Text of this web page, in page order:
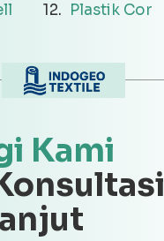
Plastik Cor
Kami